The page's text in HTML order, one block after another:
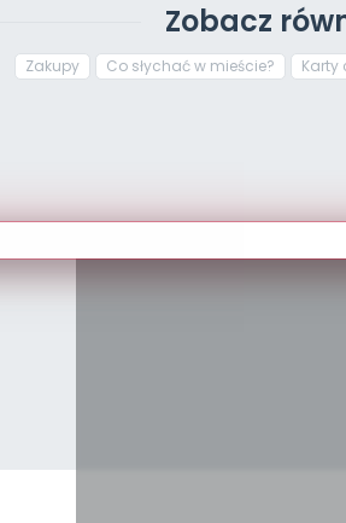
Zobacz
Zakupy Co słychać w mieście? Karty